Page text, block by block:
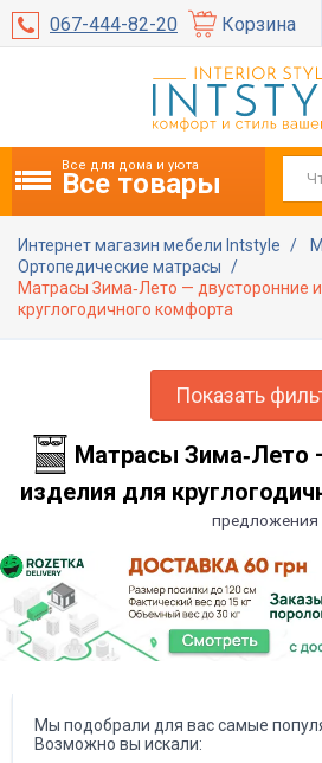
067-444-82-20 Корзина
Все для дома и уюта
Все товары
Интернет магазин мебели Intstyle
Ортопедические матрасы
Матрасы Зима‑Лето — двусторонние
круглогодичного комфорта
Показать
Матрасы Зима‑Лето
изделия для
предложения
Мы подобрали для вас самые
Возможно вы искали: